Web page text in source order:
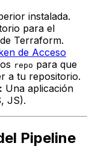
instalada.
para el
Terraform.
de Acceso
repo para que
a tu repositorio.
Una aplicación
JS).
Pipeline